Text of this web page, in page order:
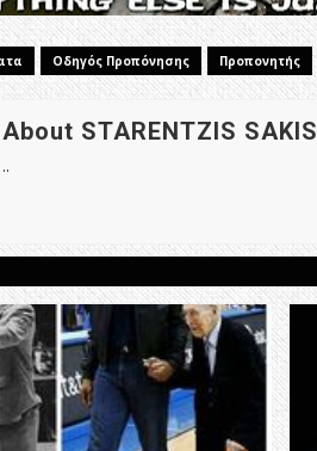
Οδηγός Προπόνησης Προπονητής
About STARENTZIS SAKIS
..